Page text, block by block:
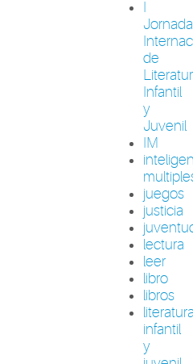
de
Infantil
y
Juvenil
IM
juegos
justicia
lectura
leer
libro
libros
infantil
y